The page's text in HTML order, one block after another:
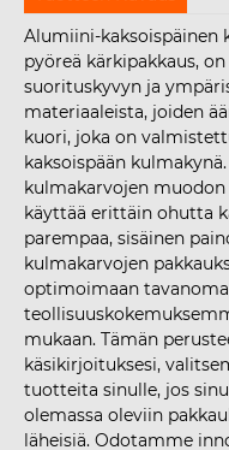
Alumiini-kaksoispäinen
pyöreä kärkipakkaus,
suorituskyvyn ja
materiaaleista, joiden
kuori, joka on
kaksoispään
kulmakarvojen
käyttää erittäin ohutta
parempaa, sisäinen
kulmakarvojen
optimoimaan
mukaan. Tämän
käsikirjoituksesi,
tuotteita sinulle, jos
olemassa oleviin
läheisiä. Odotamme